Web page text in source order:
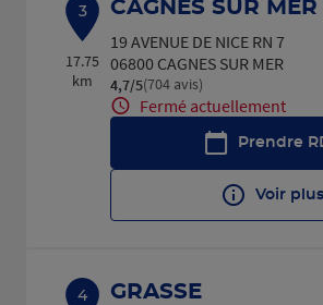
3
17.75
km
CAGNES SUR MER
19 AVENUE DE NICE RN 7
06800 CAGNES SUR MER
4,7/5Note de 4.7 sur 5
(704 avis)
Fermé actuellement
Prendre
Voir plus
4
GRASSE